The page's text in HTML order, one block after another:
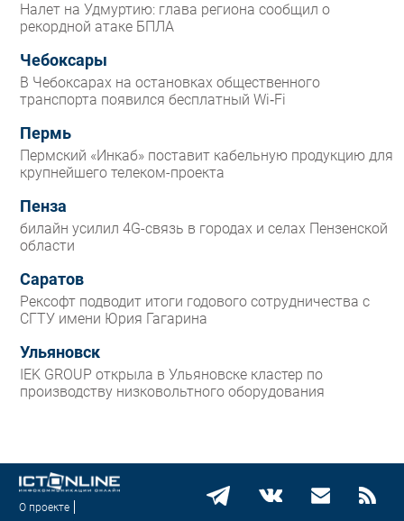
Налет на Удмуртию: глава региона сообщил о
рекордной атаке БПЛА
Чебоксары
В Чебоксарах на остановках общественного
транспорта появился бесплатный Wi‑Fi
Пермь
Пермский «Инкаб» поставит кабельную продукцию для
крупнейшего телеком-проекта
Пенза
билайн усилил 4G-связь в городах и селах Пензенской
области
Саратов
Рексофт подводит итоги годового сотрудничества с
СГТУ имени Юрия Гагарина
Ульяновск
IEK GROUP открыла в Ульяновске кластер по
производству низковольтного оборудования
О проекте